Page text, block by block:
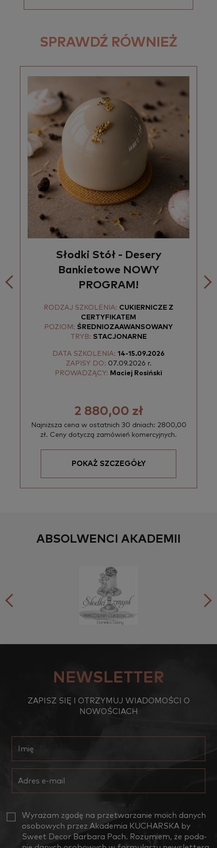
SPRAWDŹ RÓWNIEŻ
Słodki Stół - Desery
Bankietowe NOWY
PROGRAM!
RODZAJ SZKOLENIA: CUKIERNICZE Z
CERTYFIKATEM
POZIOM: ŚREDNIOZAAWANSOWANY
TRYB: STACJONARNE
DATA SZKOLENIA: 14-15.09.2026
ZAPISY DO: 07.09.2026 r.
PROWADZĄCY: Maciej Rosiński
2 880,00 zł
Najniższa cena w ostatnich 30 dniach: 2800,00
zł. Ceny dotyczą zamówień komercyjnych.
POKAŻ SZCZEGÓŁY
ABSOLWENCI AKADEMII
NEWSLETTER
ZAPISZ SIĘ I OTRZYMUJ WIADOMOŚCI O
NOWOŚCIACH
Wy­ra­żam zgodę na prze­twa­rza­nie moich da­nych
oso­bo­wych przez Aka­de­mia KU­CHAR­SKA by
Sweet Decor Bar­ba­ra Pach. Ro­zu­miem, że po­da­